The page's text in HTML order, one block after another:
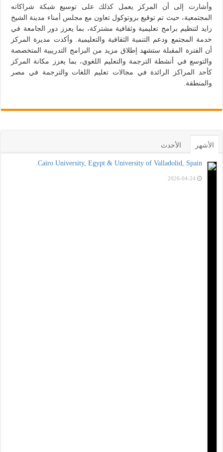
وأشارت إلى أن المركز يعمل كذلك على توسيع شبكة شراكاته
المجتمعية، حيث تم توقيع بروتوكول تعاون مع مجلس أمناء مدينة الشيخ
زايد لتنظيم برامج تعليمية وثقافية مشتركة، بما يعزز دور الجامعة في
خدمة المجتمع ودعم التنمية الثقافية والتعليمية. وأكدت مديرة المركز
أن الفترة المقبلة ستشهد إطلاق مزيد من البرامج التدريبية المتخصصة
والتوسع في أنشطة الترجمة والتعليم اللغوي، بما يعزز مكانة المركز
كأحد المراكز الرائدة في مجالات تعليم اللغات والترجمة في مصر
والمنطقة.
الأشهر الأحدث
Cairo University, Egypt & University of Valladolid, Spain.
2026-04-24